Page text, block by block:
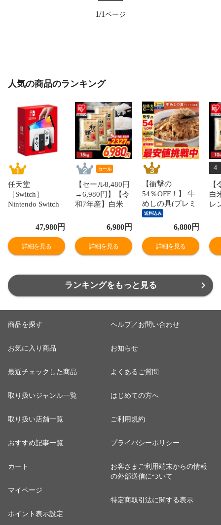
1/1
人気の商品のランキング
任天堂
［Switch］
Nintendo Switch
イッチ 本体 有機
Con(L)/(R)ホワイ
ト NSW ホンタイ
品】 HEG-S-
KAAAA
47,980円
詳細を見る
セール
【セール8,480円
→6,980円】【令
和7年産】白米
ド米 15kg 密封新
剤入り 米 お米
低温製法米 アイ
品]
6,980円
詳細を見る
【衝撃の
54％OFF！】 牛
めしの具(プレミ
アム仕様)30個セ
ット 1個当たり
たっぷり135g 冷
凍食品 松屋牛丼
当店のイチオシ
送料込み
6,880円
詳細を見る
4
白
レ
り
製
ランキングをもっと見る
商品を探す
お気に入り商品
最近チェックした商品
取り扱いジャンル一覧
取り扱い店舗一覧
おすすめ記事一覧
カート
マイページ
ポイント表示設定
ヘルプ／お問い合わせ
お知らせ
よくあるご質問
はじめての方へ
ご利用規約
プライバシーポリシー
お客さまご利用端末からの情報
の外部送信について
特定商取引法に関する表示